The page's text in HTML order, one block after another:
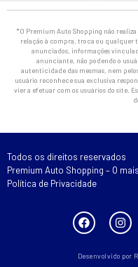
*O Premium Auto Shopping não
relação à compra, troca ou qualquer
anunciados, informações
anunciante, não podendo o
autenticidade das mesmas, nem
usuário reconhece sua exclusiva
vier a efetuar com os usuários do site.
Todos os direitos reservados
Premium Auto Shopping – O
Política de Privacidade
Desenvolvido por